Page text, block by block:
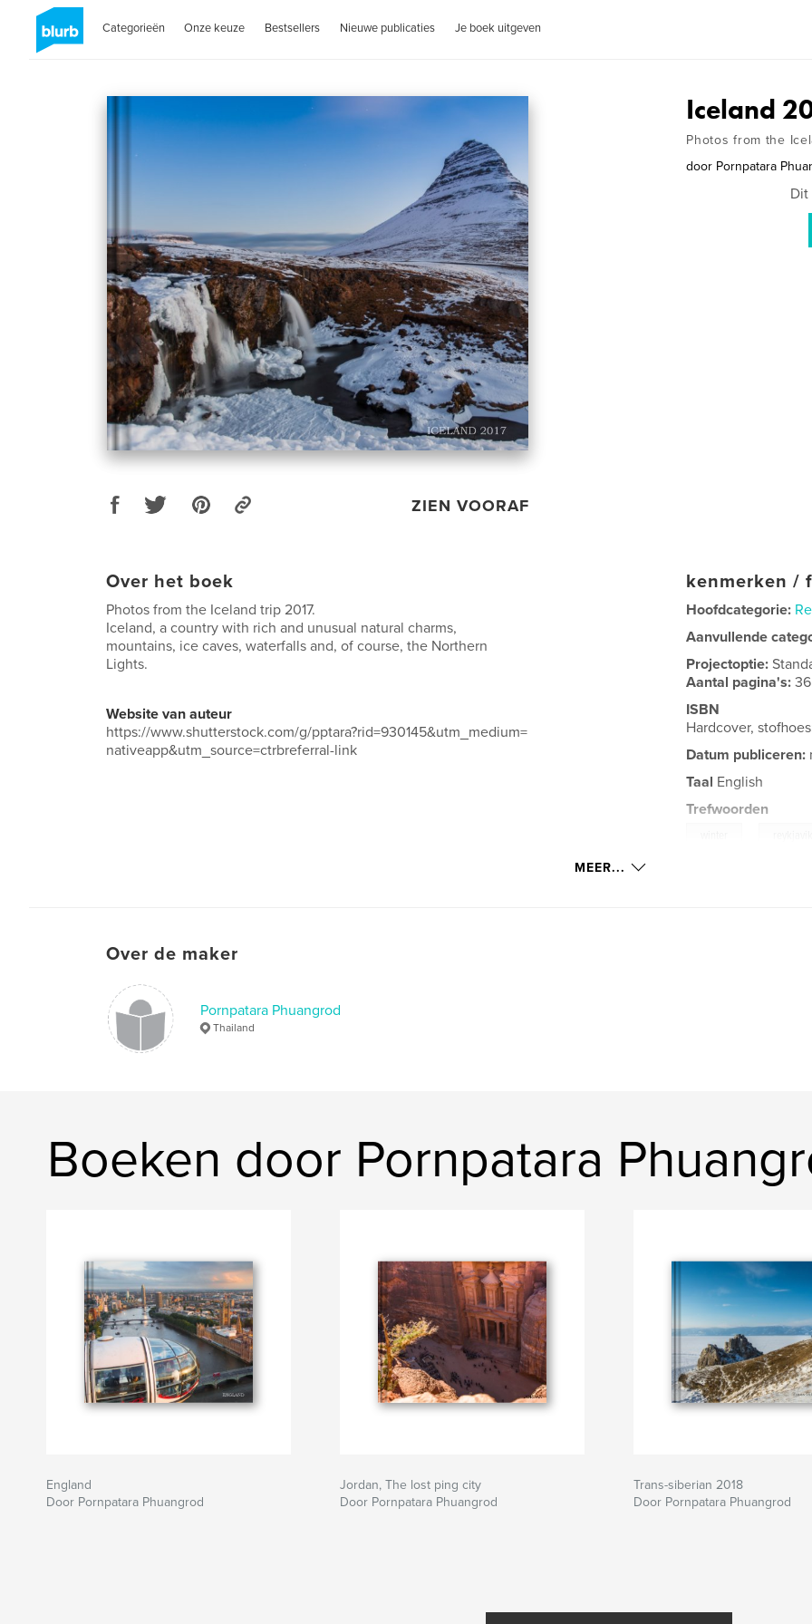
Categorieën Onze keuze Bestsellers Nieuwe publicaties Je boek uitgeven
ZIEN VOORAF
Iceland
Photos from the
door Pornpatara
Dit
Over het boek
Photos from the Iceland trip 2017.
Iceland, a country with rich and unusual natural charms,
mountains, ice caves, waterfalls and, of course, the Northern
Lights.
Website van auteur
https://www.shutterstock.com/g/pptara?rid=930145&utm_medium=
nativeapp&utm_source=ctrbreferral-link
kenmerken /
Hoofdcategorie:
Aanvullende
Projectoptie:
Aantal pagina's:36
ISBN
Hardcover,
Datum publiceren:
Taal English
Trefwoorden
MEER...
Over de maker
Pornpatara Phuangrod
Thailand
Boeken door Pornpatara
England
Door Pornpatara Phuangrod
Jordan, The lost ping city
Door Pornpatara Phuangrod
Trans-siberian 2018
Door Pornpatara Phuangrod